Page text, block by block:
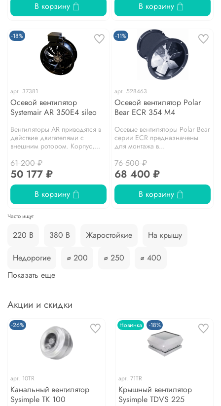
В корзину В корзину
-18%
арт. 37381
Осевой вентилятор
Systemair AR 350E4 sileo
Вентиляторы AR приводятся в
действие двигателями с
внешним ротором. Корпус,...
61 200 ₽
50 177 ₽
В корзину
-11%
арт. 528463
Осевой вентилятор Polar
Bear ECR 354 M4
Осевые вентиляторы Polar Bear
серии ЕCR предназначены
для монтажа в...
76 500 ₽
68 400 ₽
В корзину
Часто ищут
220 В 380 В Жаростойкие
На крышу
Недорогие
⌀ 200 ⌀ 250
⌀ 400
Показать еще
Акции и скидки
-26%
арт. 10TR
Канальный вентилятор
Sysimple TK 100
Новинка -18%
арт. 71TR
Крышный вентилятор
Sysimple TDVS 225